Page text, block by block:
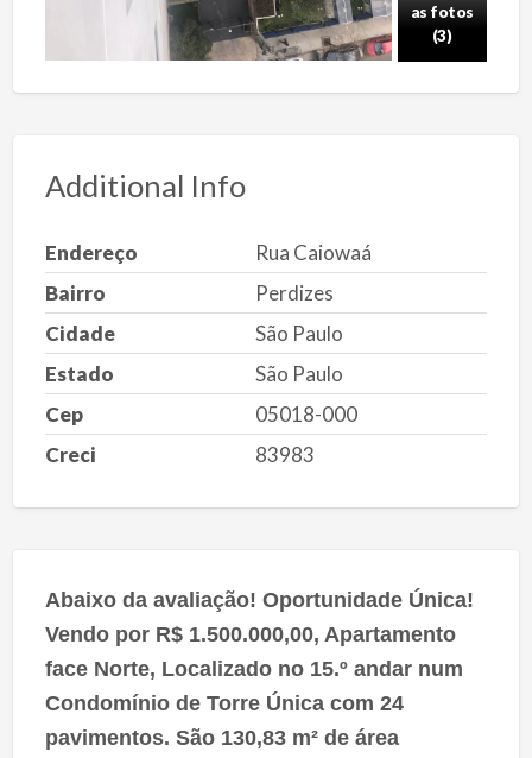
as fotos
(3)
Additional Info
Endereço
Rua Caiowaá
Bairro
Perdizes
Cidade
São Paulo
Estado
São Paulo
Cep
05018-000
Creci
83983
Abaixo da avaliação! Oportunidade Única!
Vendo por R$ 1.500.000,00, Apartamento
face Norte, Localizado no 15.º andar num
Condomínio de Torre Única com 24
pavimentos. São 130,83 m² de área